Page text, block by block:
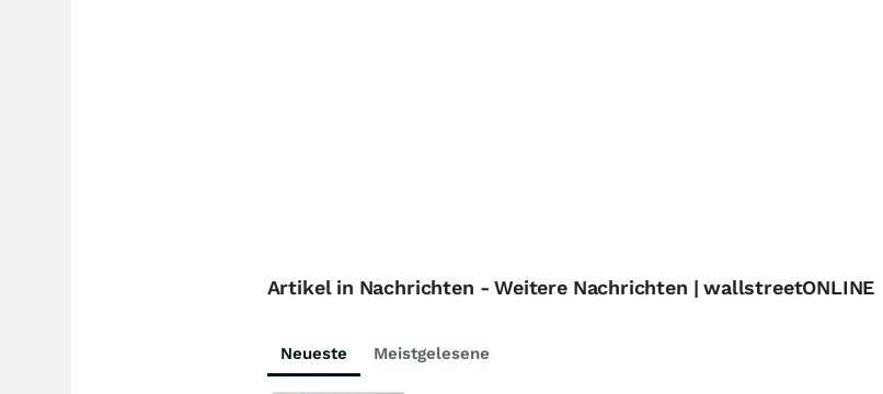
Artikel in Nachrichten - Weitere Nachrichten | wallstreetONLINE
Neueste Meistgelesene